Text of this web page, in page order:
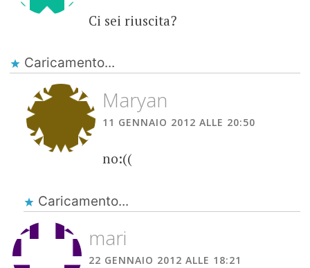
Ci sei riuscita?
Caricamento...
Maryan
11 GENNAIO 2012 ALLE 20:50
no:((
Caricamento...
mari
22 GENNAIO 2012 ALLE 18:21